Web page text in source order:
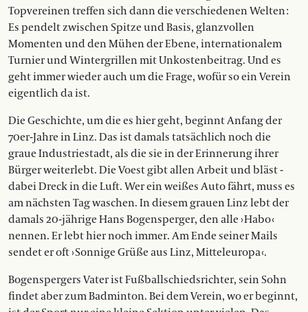
Topvereinen treffen sich dann die verschiedenen Welten :
Es pendelt zwischen Spitze und ­Basis, glanzvollen
Momenten und den Mühen der Ebene, internationalem
Turnier und Wintergrillen mit Unkostenbeitrag. Und es
geht immer wieder auch um die Frage, wofür so ein Verein
eigentlich da ist.
Die Geschichte, um die es hier geht, beginnt Anfang der
70er-Jahre in Linz. Das ist damals tatsächlich noch die
graue Industriestadt, als die sie in der Erinnerung ihrer
Bürger weiterlebt. Die Voest gibt allen Arbeit und bläst ­
dabei Dreck in die Luft. Wer ein weißes Auto fährt, muss es
am nächsten Tag waschen. In diesem grauen Linz lebt der
damals 20-jährige Hans Bogensperger, den alle › Habo ‹
nennen. Er lebt hier noch immer. Am Ende seiner Mails
sendet er oft › Sonnige Grüße aus Linz, Mitteleuropa ‹.
Bogenspergers Vater ist Fußballschiedsrichter, sein Sohn
findet aber zum Badminton. Bei dem Verein, wo er beginnt,